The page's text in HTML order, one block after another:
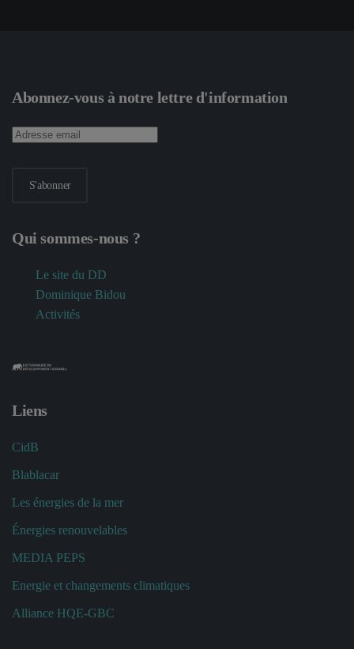
Abonnez-vous à notre lettre d'information
S'abonner
Qui sommes-nous ?
Le site du DD
Dominique Bidou
Activités
Liens
CidB
Blablacar
Les énergies de la mer
Énergies renouvelables
MEDIA PEPS
Energie et changements climatiques
Alliance HQE-GBC